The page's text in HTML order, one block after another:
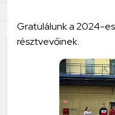
Gratulálunk a 2024-es
résztvevőinek.